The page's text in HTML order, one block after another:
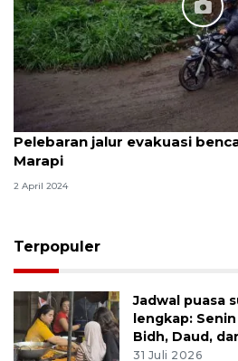
Pelebaran jalur evakuasi
Marapi
2 April 2024
Terpopuler
Jadwal puasa
lengkap:
Bidh, Daud,
31 Juli 2026